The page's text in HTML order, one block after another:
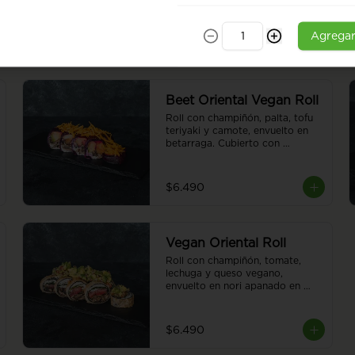
Beet Oriental Vegan Roll
Roll con champiñón, palta, tofu
teriyaki y camote, envuelto en
betarraga. Cubierto con
$6.490
Vegan Oriental Roll
Roll con champiñón, tomate,
lechuga y queso vegano,
envuelto en nori apanado en
$6.490
Agregar